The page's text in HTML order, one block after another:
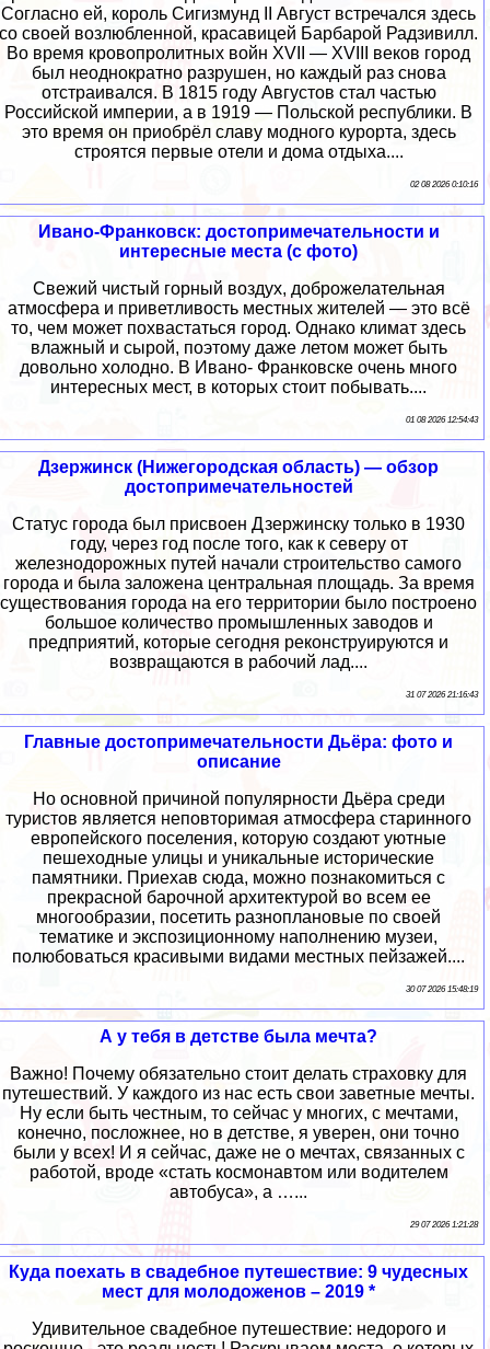
Согласно ей, король Сигизмунд II Август встречался здесь
со своей возлюбленной, красавицей Барбарой Радзивилл.
Во время кровопролитных войн XVII — XVIII веков город
был неоднократно разрушен, но каждый раз снова
отстраивался. В 1815 году Августов стал частью
Российской империи, а в 1919 — Польской республики. В
это время он приобрёл славу модного курорта, здесь
строятся первые отели и дома отдыха....
02 08 2026 0:10:16
Ивано-Франковск: достопримечательности и
интересные места (с фото)
Свежий чистый горный воздух, доброжелательная
атмосфера и приветливость местных жителей — это всё
то, чем может похвастаться город. Однако климат здесь
влажный и сырой, поэтому даже летом может быть
довольно холодно. В Ивано- Франковске очень много
интересных мест, в которых стоит побывать....
01 08 2026 12:54:43
Дзержинск (Нижегородская область) — обзор
достопримечательностей
Статус города был присвоен Дзержинску только в 1930
году, через год после того, как к северу от
железнодорожных путей начали строительство самого
города и была заложена центральная площадь. За время
существования города на его территории было построено
большое количество промышленных заводов и
предприятий, которые сегодня реконструируются и
возвращаются в рабочий лад....
31 07 2026 21:16:43
Главные достопримечательности Дьёра: фото и
описание
Но основной причиной популярности Дьёра среди
туристов является неповторимая атмосфера старинного
европейского поселения, которую создают уютные
пешеходные улицы и уникальные исторические
памятники. Приехав сюда, можно познакомиться с
прекрасной барочной архитектурой во всем ее
многообразии, посетить разноплановые по своей
тематике и экспозиционному наполнению музеи,
полюбоваться красивыми видами местных пейзажей....
30 07 2026 15:48:19
А у тебя в детстве была мечта?
Важно! Почему обязательно стоит делать страховку для
путешествий. У каждого из нас есть свои заветные мечты.
Ну если быть честным, то сейчас у многих, с мечтами,
конечно, посложнее, но в детстве, я уверен, они точно
были у всех! И я сейчас, даже не о мечтах, связанных с
работой, вроде «стать космонавтом или водителем
автобуса», а …...
29 07 2026 1:21:28
Куда поехать в свадебное путешествие: 9 чудесных
мест для молодоженов – 2019 *
Удивительное свадебное путешествие: недорого и